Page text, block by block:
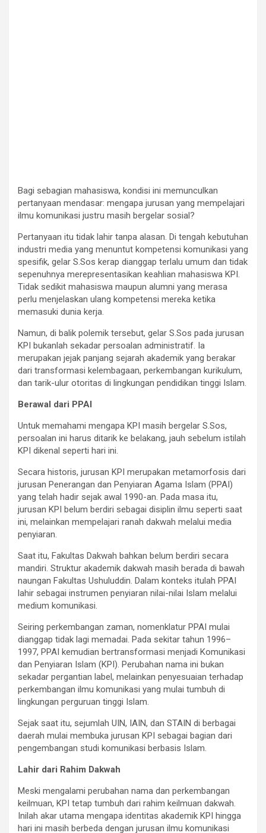
Bagi sebagian mahasiswa, kondisi ini memunculkan
pertanyaan mendasar: mengapa jurusan yang mempelajari
ilmu komunikasi justru masih bergelar sosial?
Pertanyaan itu tidak lahir tanpa alasan. Di tengah kebutuhan
industri media yang menuntut kompetensi komunikasi yang
spesifik, gelar S.Sos kerap dianggap terlalu umum dan tidak
sepenuhnya merepresentasikan keahlian mahasiswa KPI.
Tidak sedikit mahasiswa maupun alumni yang merasa
perlu menjelaskan ulang kompetensi mereka ketika
memasuki dunia kerja.
Namun, di balik polemik tersebut, gelar S.Sos pada jurusan
KPI bukanlah sekadar persoalan administratif. Ia
merupakan jejak panjang sejarah akademik yang berakar
dari transformasi kelembagaan, perkembangan kurikulum,
dan tarik-ulur otoritas di lingkungan pendidikan tinggi Islam.
Berawal dari PPAI
Untuk memahami mengapa KPI masih bergelar S.Sos,
persoalan ini harus ditarik ke belakang, jauh sebelum istilah
KPI dikenal seperti hari ini.
Secara historis, jurusan KPI merupakan metamorfosis dari
jurusan Penerangan dan Penyiaran Agama Islam (PPAI)
yang telah hadir sejak awal 1990-an. Pada masa itu,
jurusan KPI belum berdiri sebagai disiplin ilmu seperti saat
ini, melainkan mempelajari ranah dakwah melalui media
penyiaran.
Saat itu, Fakultas Dakwah bahkan belum berdiri secara
mandiri. Struktur akademik dakwah masih berada di bawah
naungan Fakultas Ushuluddin. Dalam konteks itulah PPAI
lahir sebagai instrumen penyiaran nilai-nilai Islam melalui
medium komunikasi.
Seiring perkembangan zaman, nomenklatur PPAI mulai
dianggap tidak lagi memadai. Pada sekitar tahun 1996–
1997, PPAI kemudian bertransformasi menjadi Komunikasi
dan Penyiaran Islam (KPI). Perubahan nama ini bukan
sekadar pergantian label, melainkan penyesuaian terhadap
perkembangan ilmu komunikasi yang mulai tumbuh di
lingkungan perguruan tinggi Islam.
Sejak saat itu, sejumlah UIN, IAIN, dan STAIN di berbagai
daerah mulai membuka jurusan KPI sebagai bagian dari
pengembangan studi komunikasi berbasis Islam.
Lahir dari Rahim Dakwah
Meski mengalami perubahan nama dan perkembangan
keilmuan, KPI tetap tumbuh dari rahim keilmuan dakwah.
Inilah akar utama mengapa identitas akademik KPI hingga
hari ini masih berbeda dengan jurusan ilmu komunikasi